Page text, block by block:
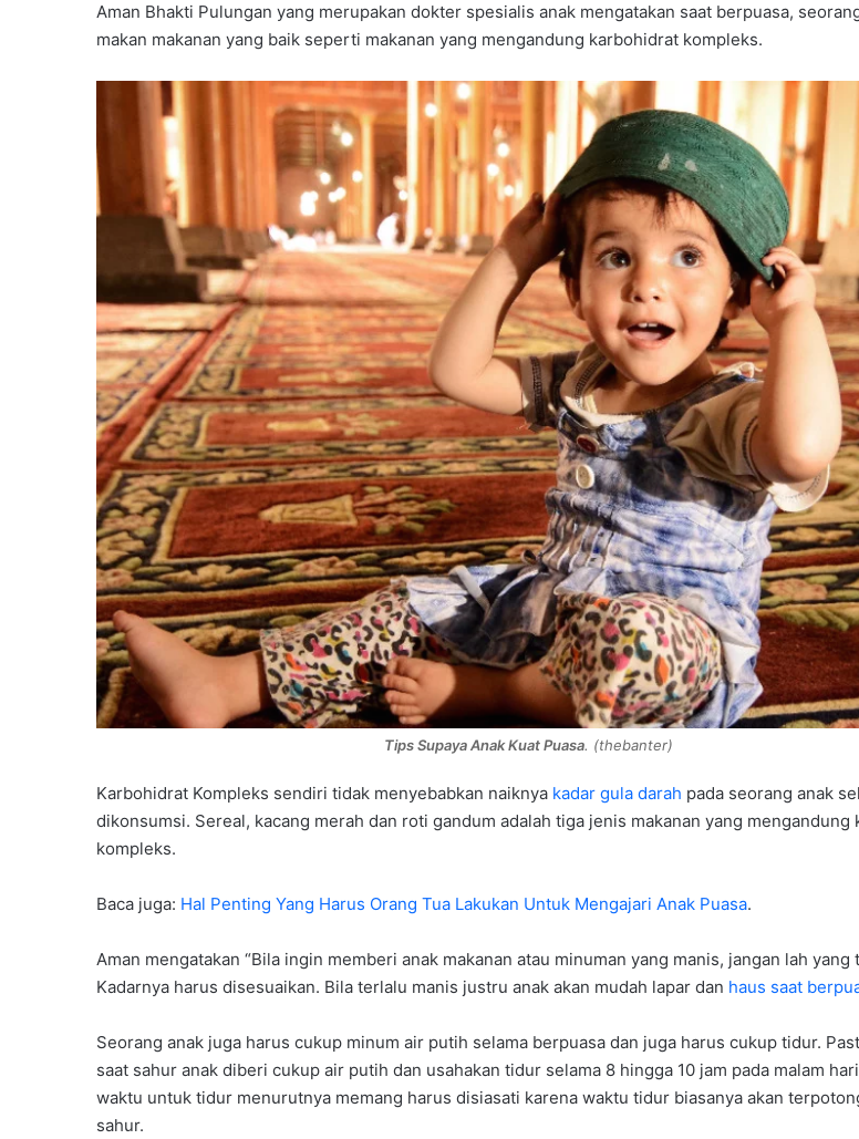
Aman Bhakti Pulungan yang merupakan dokter spesialis anak mengatakan saat berpuasa,
makan makanan yang baik seperti makanan yang mengandung karbohidrat kompleks.
Tips Supaya Anak Kuat Puasa. (thebanter)
Karbohidrat Kompleks sendiri tidak menyebabkan naiknya kadar gula darah pada seorang anak
dikonsumsi. Sereal, kacang merah dan roti gandum adalah tiga jenis makanan yang mengandung
kompleks.
Baca juga: Hal Penting Yang Harus Orang Tua Lakukan Untuk Mengajari Anak Puasa.
Aman mengatakan “Bila ingin memberi anak makanan atau minuman yang manis, jangan lah yang
Kadarnya harus disesuaikan. Bila terlalu manis justru anak akan mudah lapar dan haus saat
Seorang anak juga harus cukup minum air putih selama berpuasa dan juga harus cukup tidur.
saat sahur anak diberi cukup air putih dan usahakan tidur selama 8 hingga 10 jam pada malam
waktu untuk tidur menurutnya memang harus disiasati karena waktu tidur biasanya akan
sahur.